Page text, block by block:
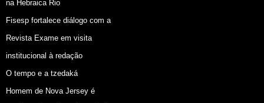
na Hebraica Rio
Fisesp fortalece diálogo com a
Revista Exame em visita
institucional à redação
O tempo e a tzedaká
Homem de Nova Jersey é